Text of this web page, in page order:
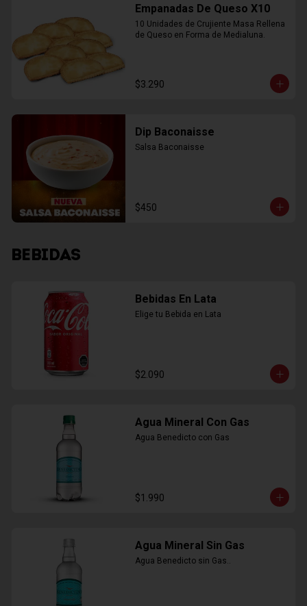
Empanadas De Queso X10
10 Unidades de Crujiente Masa Rellena
de Queso en Forma de Medialuna.
$3.290
Dip Baconaisse
Salsa Baconaisse
$450
BEBIDAS
Bebidas En Lata
Elige tu Bebida en Lata
$2.090
Agua Mineral Con Gas
Agua Benedicto con Gas
$1.990
Agua Mineral Sin Gas
Agua Benedicto sin Gas..